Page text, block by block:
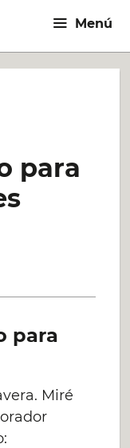
Menú
para
para
Miré